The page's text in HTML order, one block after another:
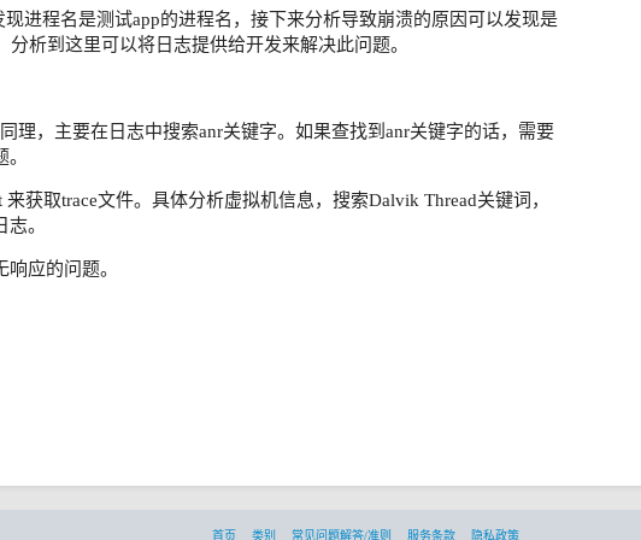
进程名是测试app的进程名，接下来分析导致崩溃的原因可以发现是
析到这里可以将日志提供给开发来解决此问题。
理，主要在日志中搜索anr关键字。如果查找到anr关键字的话，需要
获取trace文件。具体分析虚拟机信息，搜索Dalvik Thread关键词，
。
应的问题。
首页 类别 常见问题解答/准则 服务条款 隐私政策